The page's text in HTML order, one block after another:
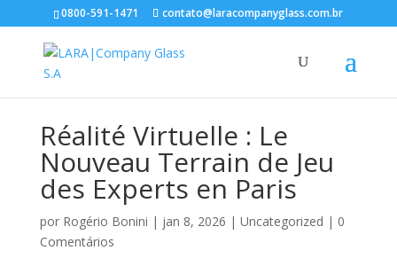
0800-591-1471 contato@laracompanyglass.com.br
Réalité Virtuelle : Le
Nouveau Terrain de Jeu
des Experts en Paris
por Rogério Bonini | jan 8, 2026 | Uncategorized | 0
Comentários